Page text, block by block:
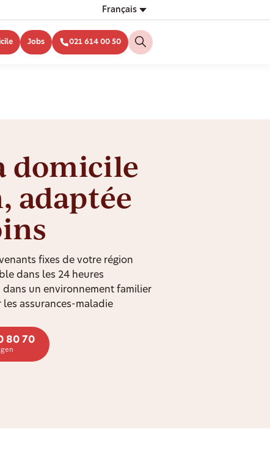
Français
Jobs 021 614 00 50
domicile
adaptée
fixes de votre région
dans les 24 heures
dans un environnement familier
les assurances-maladie
80 70